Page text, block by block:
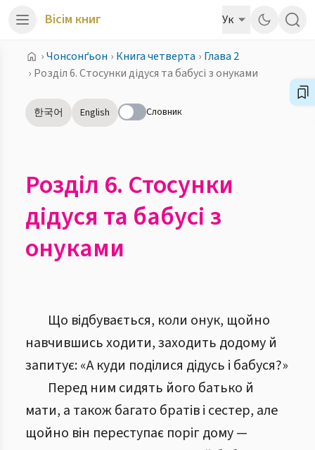
Вісім книг Ук
›Чонсонґьон › Книга четверта › Глава 2
› Розділ 6. Стосунки дідуся та бабусі з онуками
한국어 English Словник
Розділ 6. Стосунки
дідуся та бабусі з
онуками
Що відбувається, коли онук, щойно
навчившись ходити, заходить додому й
запитує: «А куди поділися дідусь і бабуся?»
Перед ним сидять його батько й
мати, а також багато братів і сестер, але
щойно він переступає поріг дому —